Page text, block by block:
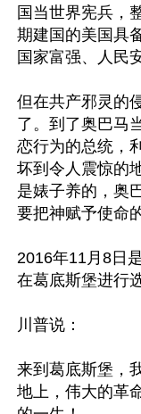
国当世界宪兵，
期建国的美国具
国家富强、人民
但在共产邪灵的
了。到了奥巴马
恋行为的总统，
坏到令人震惊的
是婊子养的，奥
要把神赋予使命
2016年11月8日
在葛底斯堡进行
川普说：
来到葛底斯堡，
地上，伟大的革